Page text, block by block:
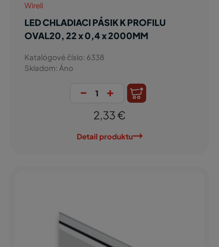
Wireli
LED CHLADIACI PÁSIK K PROFILU
OVAL20, 22 x 0,4 x 2000MM
Katalógové číslo: 6338
Skladom: Áno
- +
2,33 €
Detail produktu